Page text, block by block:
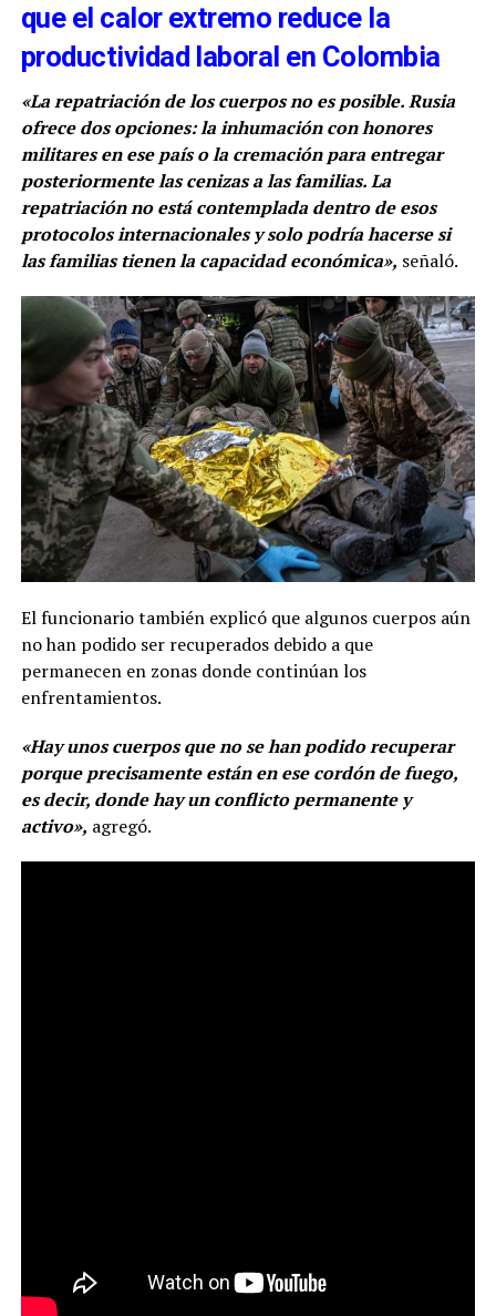
que el calor extremo reduce la
productividad laboral en Colombia
«La repatriación de los cuerpos no es posible. Rusia
ofrece dos opciones: la inhumación con honores
militares en ese país o la cremación para entregar
posteriormente las cenizas a las familias. La
repatriación no está contemplada dentro de esos
protocolos internacionales y solo podría hacerse si
las familias tienen la capacidad económica», señaló.
El funcionario también explicó que algunos cuerpos aún
no han podido ser recuperados debido a que
permanecen en zonas donde continúan los
enfrentamientos.
«Hay unos cuerpos que no se han podido recuperar
porque precisamente están en ese cordón de fuego,
es decir, donde hay un conflicto permanente y
activo», agregó.